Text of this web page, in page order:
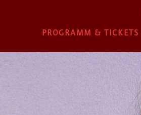
PROGRAMM & TICKETS